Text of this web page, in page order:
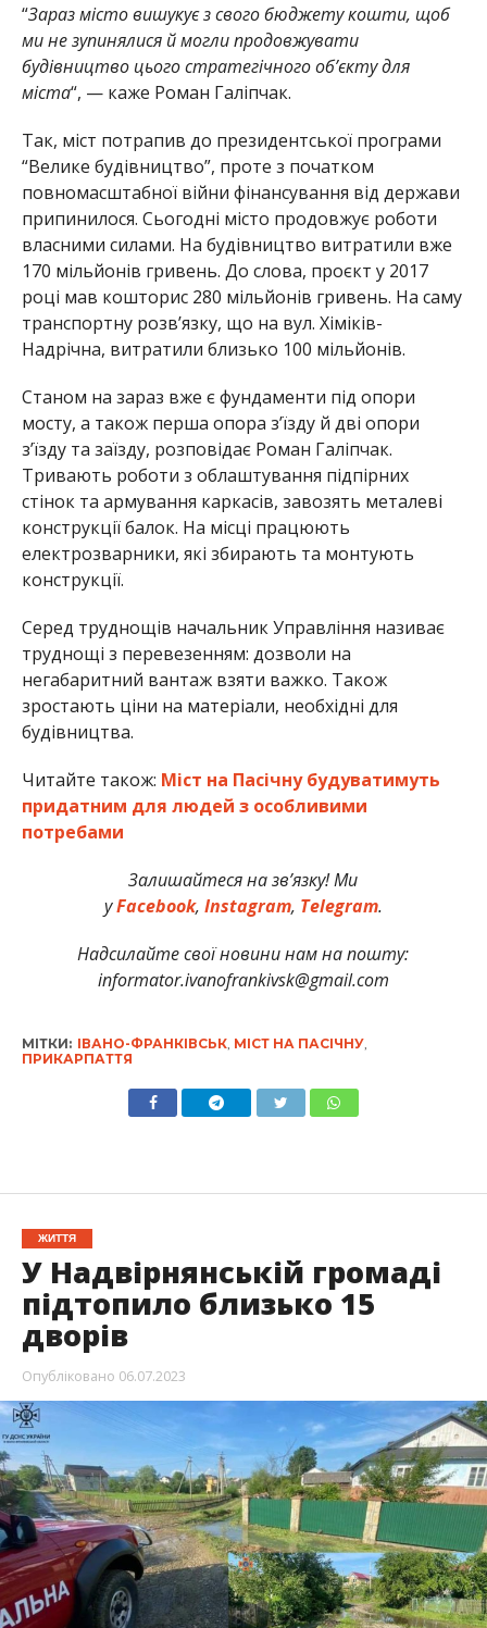
“Зараз місто вишукує з свого бюджету кошти, щоб
ми не зупинялися й могли продовжувати
будівництво цього стратегічного об’єкту для
міста“, — каже Роман Галіпчак.
Так, міст потрапив до президентської програми
“Велике будівництво”, проте з початком
повномасштабної війни фінансування від держави
припинилося. Сьогодні місто продовжує роботи
власними силами. На будівництво витратили вже
170 мільйонів гривень. До слова, проєкт у 2017
році мав кошторис 280 мільйонів гривень. На саму
транспортну розв’язку, що на вул. Хіміків-
Надрічна, витратили близько 100 мільйонів.
Станом на зараз вже є фундаменти під опори
мосту, а також перша опора з’їзду й дві опори
з’їзду та заїзду, розповідає Роман Галіпчак.
Тривають роботи з облаштування підпірних
стінок та армування каркасів, завозять металеві
конструкції балок. На місці працюють
електрозварники, які збирають та монтують
конструкції.
Серед труднощів начальник Управління називає
труднощі з перевезенням: дозволи на
негабаритний вантаж взяти важко. Також
зростають ціни на матеріали, необхідні для
будівництва.
Читайте також: Міст на Пасічну будуватимуть
придатним для людей з особливими
потребами
Залишайтеся на зв’язку! Ми
уFacebook, Instagram, Telegram.
Надсилайте свої новини нам на пошту:
informator.ivanofrankivsk@gmail.com
МІТКИ: ІВАНО-ФРАНКІВСЬК, МІСТ НА ПАСІЧНУ,
ПРИКАРПАТТЯ
ЖИТТЯ
У Надвірнянській громаді
підтопило близько 15
дворів
Опубліковано 06.07.2023